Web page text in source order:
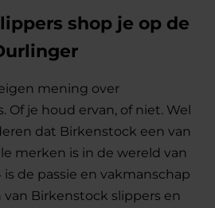
shop je op de
mening over
Of je houd ervan, of niet. Wel
dat Birkenstock een van
merken is in de wereld van
is de passie en vakmanschap
Birkenstock slippers en